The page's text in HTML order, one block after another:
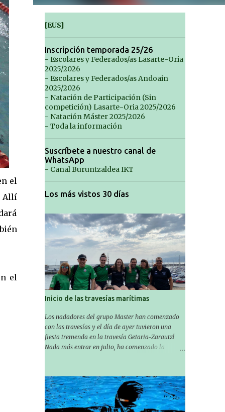
el
Allí
el
[EUS]
Inscripción temporada 25/26
- Escolares y Federados/as Lasarte-Oria
2025/2026
- Escolares y Federados/as Andoain
2025/2026
- Natación de Participación (Sin
competición) Lasarte-Oria 2025/2026
- Natación Máster 2025/2026
- Toda la información
Suscríbete a nuestro canal de
WhatsApp
- Canal Buruntzaldea IKT
Los más vistos 30 días
Inicio de las travesías marítimas
Los nadadores del grupo Master han comenzado
con las travesías y el día de ayer tuvieron una
fiesta tremenda en la travesía Getaria-Zarautz!
Nada más entrar en julio, ha comenzado la
Masters de nuestro equipo! En esta ocasión han
empezado a participar más tarde, pero ya han
estado en tres citas y están muy contentos,
esperando la fecha de su próxima cita. Para